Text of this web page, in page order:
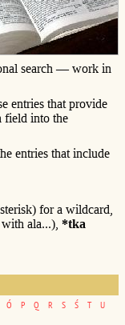
search — work in
entries that provide
field into the
entries that include
for a wildcard,
ala...), *tka
Ó P Q R S Ś T
U